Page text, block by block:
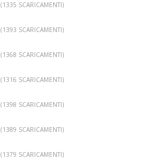
(1335 SCARICAMENTI)
(1393 SCARICAMENTI)
(1368 SCARICAMENTI)
(1316 SCARICAMENTI)
(1398 SCARICAMENTI)
(1389 SCARICAMENTI)
(1379 SCARICAMENTI)